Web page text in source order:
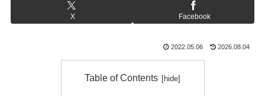
X Facebook
2022.05.06 2026.08.04
Table of Contents